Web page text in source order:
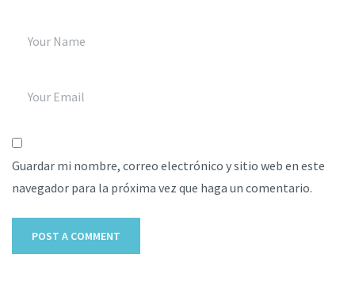
Guardar mi nombre, correo electrónico y sitio web en este
navegador para la próxima vez que haga un comentario.